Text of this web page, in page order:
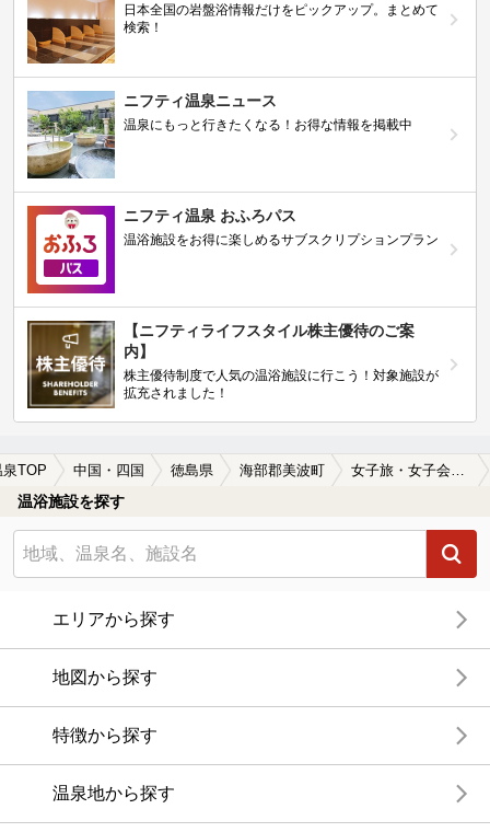
日本全国の岩盤浴情報だけをピックアップ。まとめて
検索！
ニフティ温泉ニュース
温泉にもっと行きたくなる！お得な情報を掲載中
ニフティ温泉 おふろパス
温浴施設をお得に楽しめるサブスクリプションプラン
【ニフティライフスタイル株主優待のご案
内】
株主優待制度で人気の温浴施設に行こう！対象施設が
拡充されました！
泉TOP 中国・四国 徳島県 海部郡美波町 女子旅・女子会におすすめの海部郡美波町の温泉、日帰り温泉、スーパー銭湯おすすめ
温浴施設を探す
エリアから探す
地図から探す
特徴から探す
温泉地から探す